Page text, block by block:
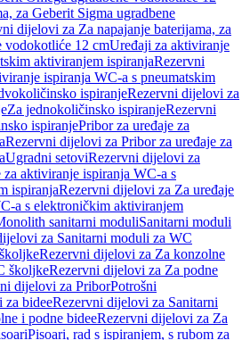
za Geberit Sigma ugradbene
dijelovi za Za napajanje baterijama, za
vodokotliće 12 cmUređaji za aktiviranje
aktiviranjem ispiranjaRezervni
ispiranja WC-a s pneumatskim
ispiranjeRezervni dijelovi za
Za jednokoličinsko ispiranjeRezervni
ispiranjePribor za uređaje za
Rezervni dijelovi za Pribor za uređaje za
Ugradni setoviRezervni dijelovi za
za aktiviranje ispiranja WC-a s
ispiranjaRezervni dijelovi za Za uređaje
a s elektroničkim aktiviranjem
sanitarni moduliSanitarni moduli
za Sanitarni moduli za WC
Rezervni dijelovi za Za konzolne
školjkeRezervni dijelovi za Za podne
dijelovi za PriborPotrošni
za bideeRezervni dijelovi za Sanitarni
i podne bideeRezervni dijelovi za Za
Pisoari, rad s ispiranjem, s rubom za